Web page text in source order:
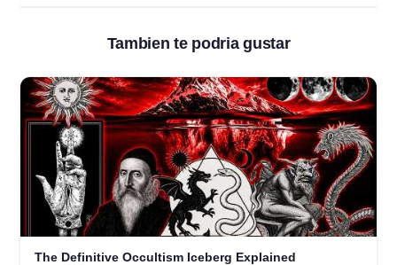
Tambien te podria gustar
The Definitive Occultism Iceberg Explained